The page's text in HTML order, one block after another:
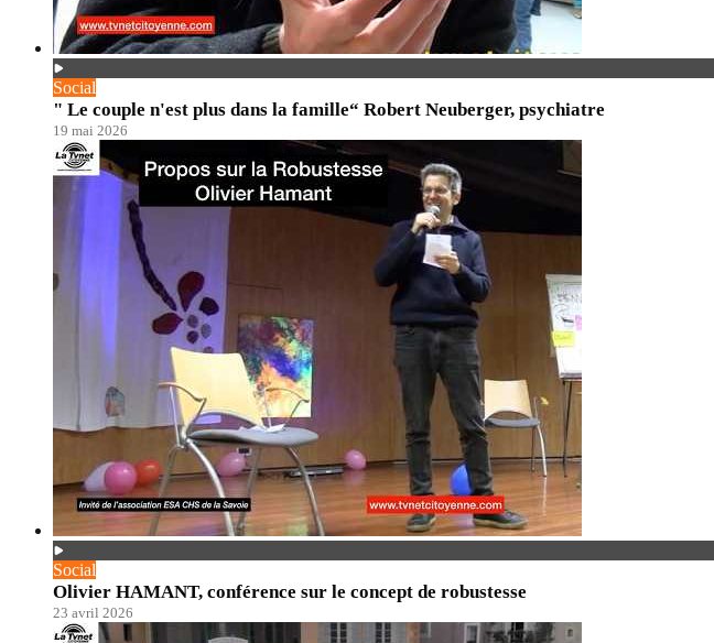
Social
" Le couple n'est plus dans la famille“ Robert Neuberger, psychiatre
19 mai 2026
Social
Olivier HAMANT, conférence sur le concept de robustesse
23 avril 2026